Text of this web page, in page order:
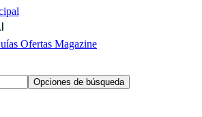
Ofertas Magazine
Opciones de búsqueda